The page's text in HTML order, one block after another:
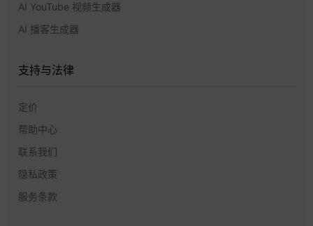
AI YouTube 视频生成器
AI 播客生成器
支持与法律
定价
帮助中心
联系我们
隐私政策
服务条款